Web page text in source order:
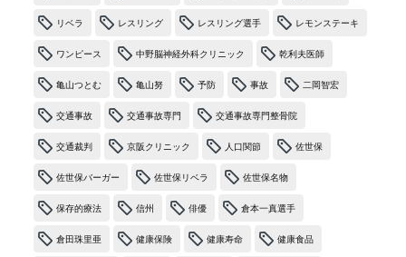
リベラ レスリング レスリング選手 レモンステーキ
ワンピース 中野脳神経外科クリニック 乾利夫医師
亀山つとむ 亀山努 予防 事故 二岡智宏
交通事故 交通事故専門 交通事故専門整骨院
交通裁判 京阪クリニック 人口関節 佐世保
佐世保バーガー 佐世保リベラ 佐世保名物
保存的療法 信州 俳優 倉本一真選手
倉田珠里亜 健康保険 健康寿命 健康食品